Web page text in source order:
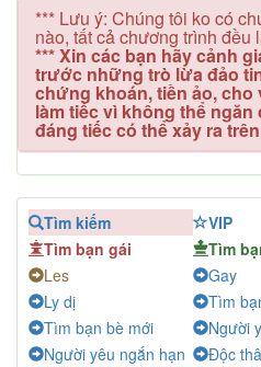
*** Lưu ý: Chúng tôi ko có
nào, tất cả chương trình đều
*** Xin các bạn hãy cảnh
trước những trò lừa đảo
chứng khoán, tiền ảo, cho
làm tiếc vì không thể
đáng tiếc có thể xảy ra
Tìm kiếm
VIP
Tìm bạn gái
Tìm
Les
Gay
Ly dị
Tìm
Tìm bạn bè mới
Người
Người yêu ngắn hạn
Độc